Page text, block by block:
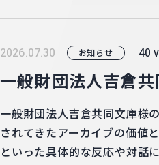
2026.07.30 お知らせ 40
一般財団法人吉倉
一般財団法人吉倉共同文庫様
されてきたアーカイブの価値
といった具体的な反応や対話